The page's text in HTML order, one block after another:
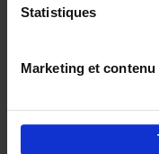
Statistiques
Marketing et